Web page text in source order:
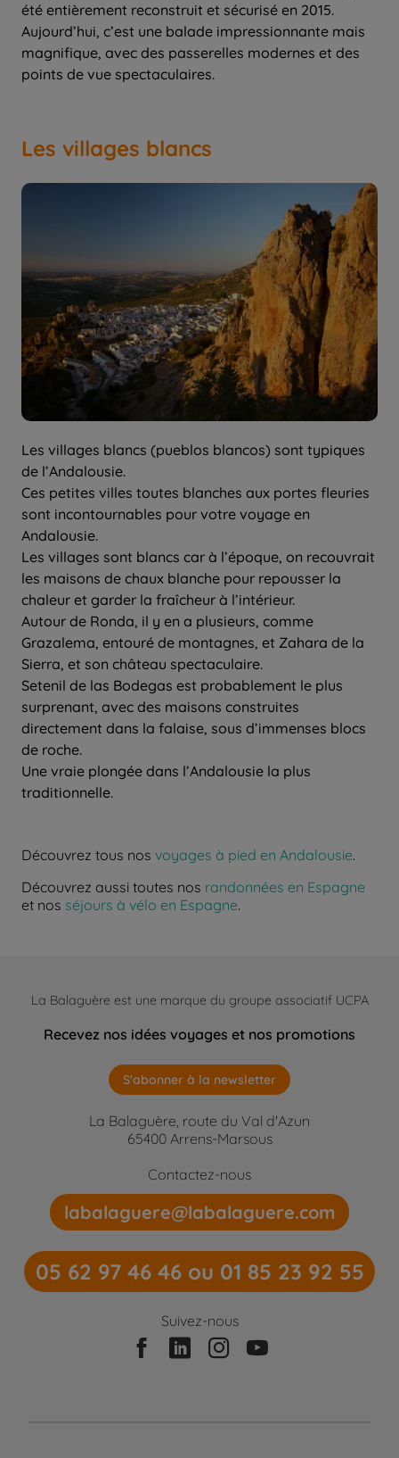
été entièrement reconstruit et sécurisé en 2015.
Aujourd’hui, c’est une balade impressionnante mais
magnifique, avec des passerelles modernes et des
points de vue spectaculaires.
Les villages blancs
Les villages blancs (pueblos blancos) sont typiques
de l’Andalousie.
Ces petites villes toutes blanches aux portes fleuries
sont incontournables pour votre voyage en
Andalousie.
Les villages sont blancs car à l’époque, on recouvrait
les maisons de chaux blanche pour repousser la
chaleur et garder la fraîcheur à l’intérieur.
Autour de Ronda, il y en a plusieurs, comme
Grazalema, entouré de montagnes, et Zahara de la
Sierra, et son château spectaculaire.
Setenil de las Bodegas est probablement le plus
surprenant, avec des maisons construites
directement dans la falaise, sous d’immenses blocs
de roche.
Une vraie plongée dans l’Andalousie la plus
traditionnelle.
Découvrez tous nos voyages à pied en Andalousie.
Découvrez aussi toutes nos randonnées en Espagne
et nos séjours à vélo en Espagne.
La Balaguère est une marque du groupe associatif UCPA
Recevez nos idées voyages et nos promotions
S'abonner à la newsletter
La Balaguère, route du Val d'Azun
65400 Arrens-Marsous
Contactez-nous
labalaguere@labalaguere.com
05 62 97 46 46 ou 01 85 23 92 55
Suivez-nous